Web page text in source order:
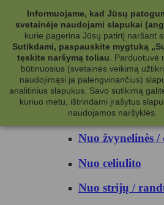
Kategorijos
Kosmetika
Kūno priežiūrai
Nuo prakaito
Kūno prausikliai
Nuo žvynelinės
Nuo celiulito
Nuo strijų /
Informuojame, kad Jūsų
svetainėje naudojami slapukai
kurie pagerina Jūsų patirtį naršant
Sutikdami, paspauskite mygtuką
tęskite naršymą toliau
Parduotuvė
būtinuosius (svetainės veikimą
naudojimąsi ja palengvinančius)
analitinius slapukus. Savo sutikimą
kuriuo metu, ištrindami įrašytus
naudojamos naršyklės.